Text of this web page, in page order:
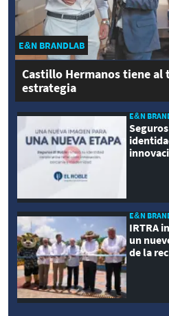
E&N BRANDLAB
Castillo Hermanos tiene al
estrategia
E&N
E&N
IRTRA
un
de la